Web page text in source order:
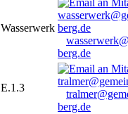
Wasserwerk
berg.de
E.1.3
berg.de